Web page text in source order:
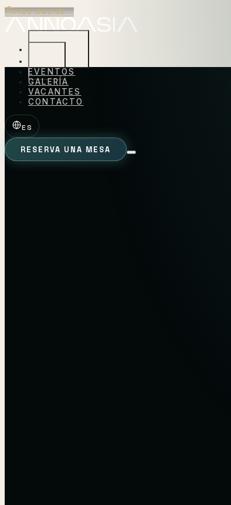
PIDE ONLINE→
EVENTOS
GALERÍA
VACANTES
CONTACTO
ES
RESERVA UNA MESA